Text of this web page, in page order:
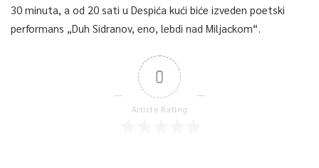
30 minuta, a od 20 sati u Despića kući biće izveden poetski
performans „Duh Sidranov, eno, lebdi nad Miljackom“.
0
Article Rating